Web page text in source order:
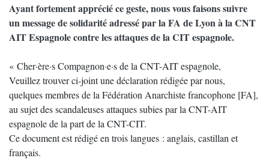
Ayant fortement apprécié ce geste, nous vous faisons suivre
un message de solidarité adressé par la FA de Lyon à la CNT
AIT Espagnole contre les attaques de la CIT espagnole.
« Cher·ère·s Compagnon·e·s de la CNT-AIT espagnole,
Veuillez trouver ci-joint une déclaration rédigée par nous,
quelques membres de la Fédération Anarchiste francophone [FA],
au sujet des scandaleuses attaques subies par la CNT-AIT
espagnole de la part de la CNT-CIT.
Ce document est rédigé en trois langues : anglais, castillan et
français.